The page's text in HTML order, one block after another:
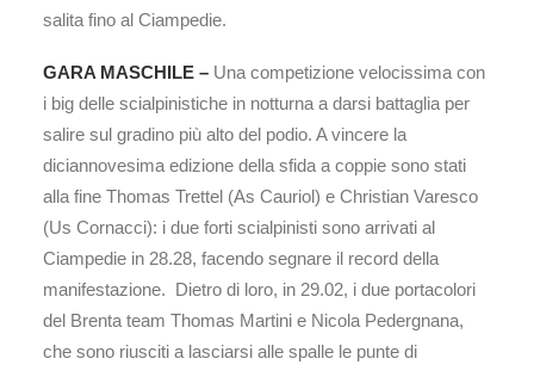
salita fino al Ciampedie.
GARA MASCHILE – Una competizione velocissima con
i big delle scialpinistiche in notturna a darsi battaglia per
salire sul gradino più alto del podio. A vincere la
diciannovesima edizione della sfida a coppie sono stati
alla fine Thomas Trettel (As Cauriol) e Christian Varesco
(Us Cornacci): i due forti scialpinisti sono arrivati al
Ciampedie in 28.28, facendo segnare il record della
manifestazione. Dietro di loro, in 29.02, i due portacolori
del Brenta team Thomas Martini e Nicola Pedergnana,
che sono riusciti a lasciarsi alle spalle le punte di